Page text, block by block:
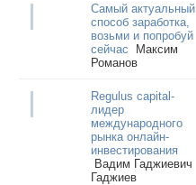
Самый актуальный
способ заработка,
возьми и попробуй
сейчас
Максим
Романов
Regulus capital-
лидер
международного
рынка онлайн-
инвестирования
Вадим Гаджиевич
Гаджиев